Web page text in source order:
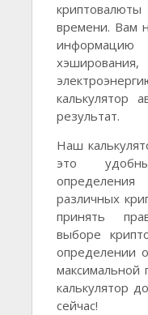
времени. Вам
калькулятор
результат.
Наш
это
различных
принять
выборе
определении
калькулятор
сейчас!